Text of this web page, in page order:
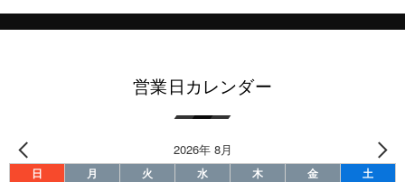
営業日カレンダー
2026年 8月
日 月 火 水 木 金 土